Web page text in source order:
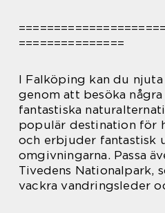
===============
I Falköping kan du
genom att besöka några
fantastiska
populär destination för
och erbjuder fantastisk
omgivningarna. Passa
Tivedens Nationalpark,
vackra vandringsleder